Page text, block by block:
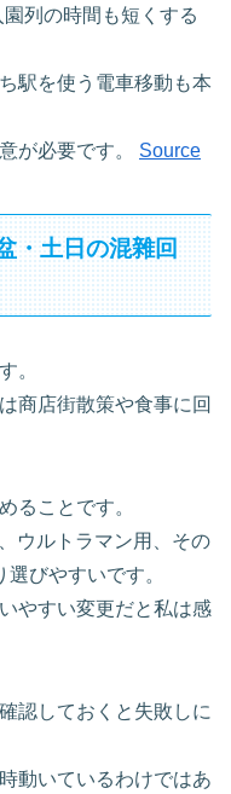
列の時間も短くする
駅を使う電車移動も本
が必要です。 Source
・土日の混雜回
。
商店街散策や食事に回
ることです。
ウルトラマン用、その
びやすいです。
やすい変更だと私は感
認しておくと失敗しに
動いているわけではあ